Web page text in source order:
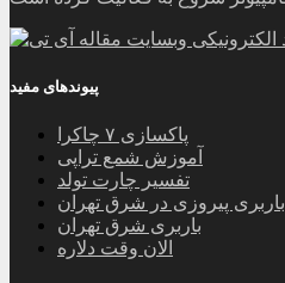
پیوندهای مفید
پاکسازی ۷ چاکرا
آموزش شمع تراپی
تفسیر چارت تولد
باربری پیروزی در شرق تهران
باربری شرق تهران
الان وقت دلاره